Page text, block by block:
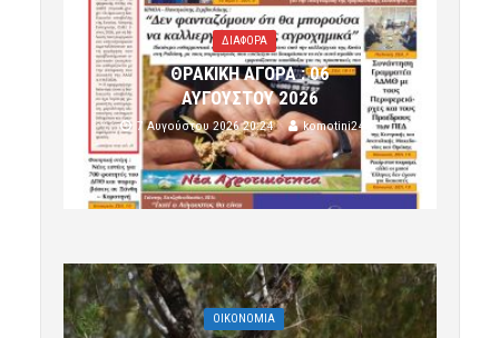
ΔΙΑΦΟΡΑ
ΘΡΑΚΙΚΗ ΑΓΟΡΑ : 06
ΑΥΓΟΥΣΤΟΥ 2026
7 Αυγούστου 2026 20:24 komotini24
OIKONOMIA